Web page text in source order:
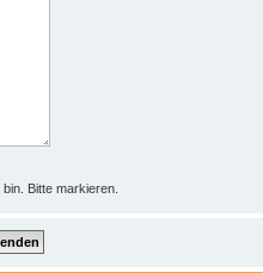
Bitte markieren.